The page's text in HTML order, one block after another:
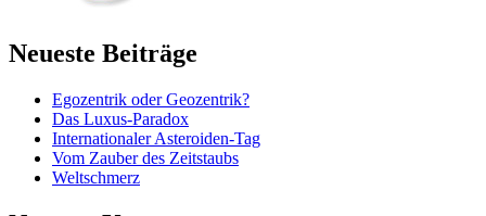
Neueste Beiträge
Egozentrik oder Geozentrik?
Das Luxus-Paradox
Internationaler Asteroiden-Tag
Vom Zauber des Zeitstaubs
Weltschmerz